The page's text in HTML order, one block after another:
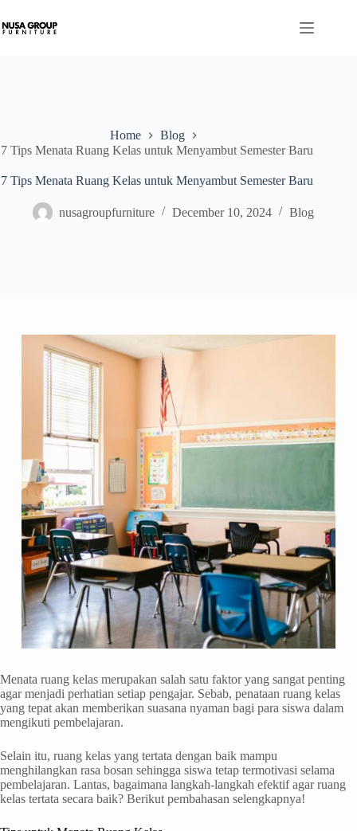
Home
Blog
7 Tips Menata Ruang Kelas untuk Menyambut Semester Baru
7 Tips Menata Ruang Kelas untuk Menyambut Semester Baru
nusagroupfurniture December 10, 2024 Blog
Menata ruang kelas merupakan salah satu faktor yang sangat penting
agar menjadi perhatian setiap pengajar. Sebab, penataan ruang kelas
yang tepat akan memberikan suasana nyaman bagi para siswa dalam
mengikuti pembelajaran.
Selain itu, ruang kelas yang tertata dengan baik mampu
menghilangkan rasa bosan sehingga siswa tetap termotivasi selama
pembelajaran. Lantas, bagaimana langkah-langkah efektif agar ruang
kelas tertata secara baik? Berikut pembahasan selengkapnya!